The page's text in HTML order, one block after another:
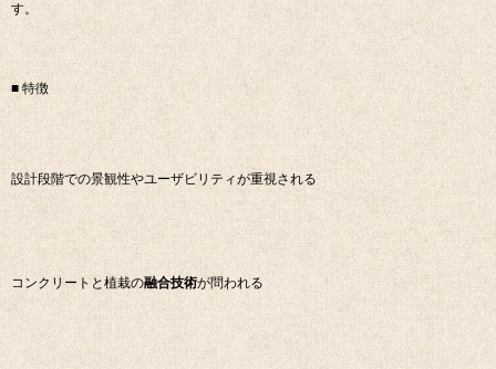
す。
■ 特徴
設計段階での景観性やユーザビリティが重視される
コンクリートと植栽の融合技術が問われる